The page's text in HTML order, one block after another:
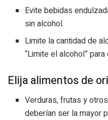
Evite bebidas
sin alcohol.
Limite la cantidad de
“Limite el alcohol”
Elija alimentos de
Verduras, frutas y
deberían ser la mayor